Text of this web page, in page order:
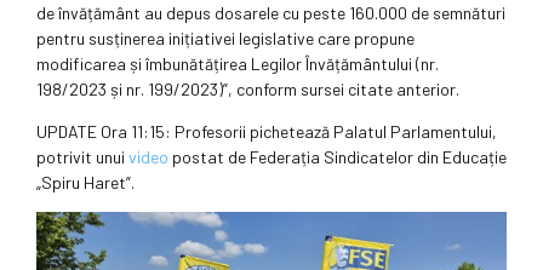
de învățământ au depus dosarele cu peste 160.000 de semnături
pentru susținerea inițiativei legislative care propune
modificarea și îmbunătățirea Legilor Învățământului (nr.
198/2023 și nr. 199/2023)”, conform sursei citate anterior.
UPDATE Ora 11:15: Profesorii pichetează Palatul Parlamentului,
potrivit unui video postat de Federația Sindicatelor din Educație
„Spiru Haret”.